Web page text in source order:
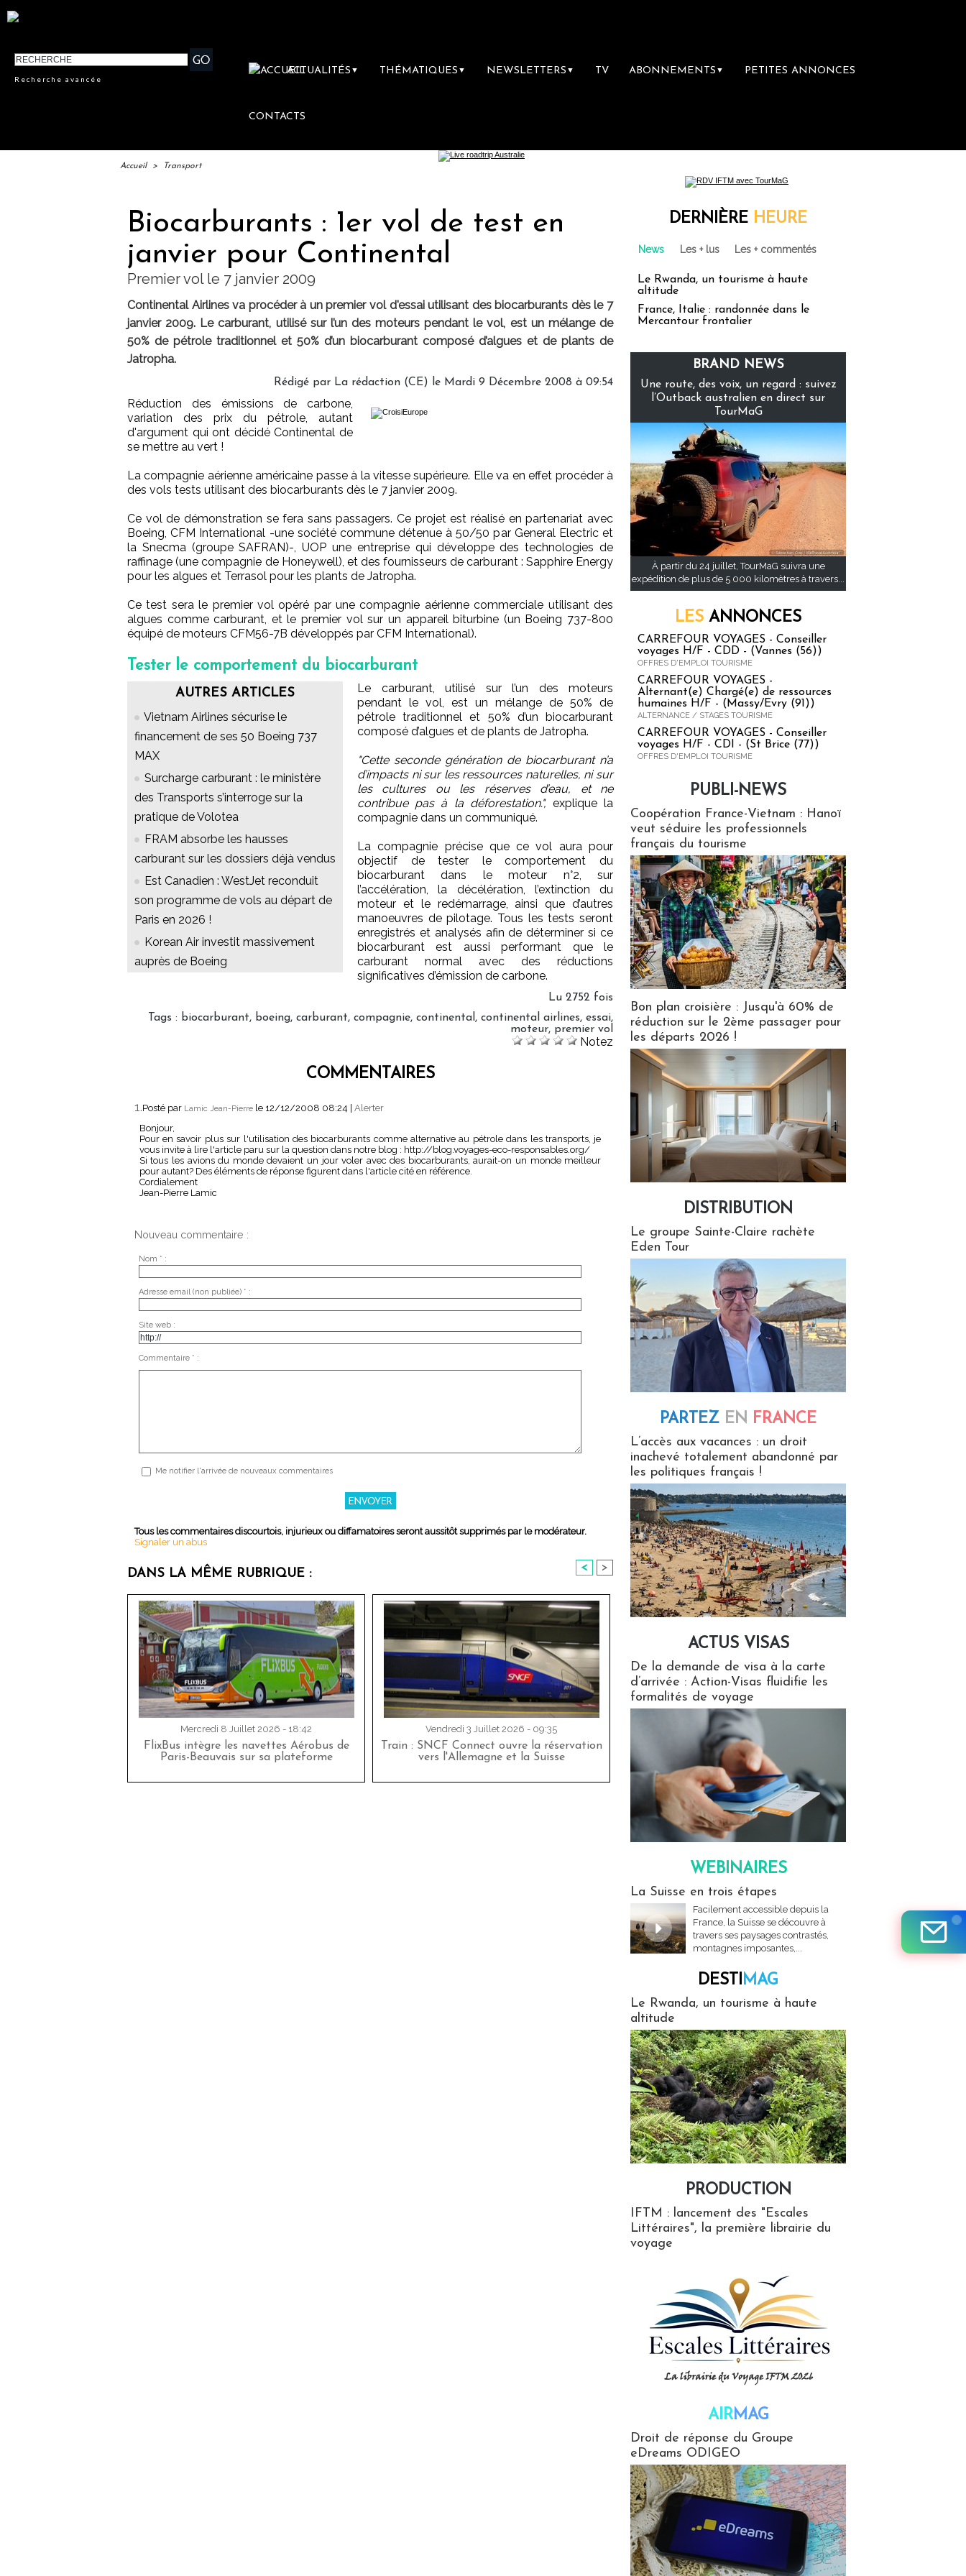
Recherche avancée
ACTUALITÉS ▼ THÉMATIQUES ▼ NEWSLETTERS ▼ TV ABONNEMENTS ▼ PETITES ANNONCES
CONTACTS
Accueil > Transport
Biocarburants : 1er vol de test en
janvier pour Continental
Premier vol le 7 janvier 2009
Continental Airlines va procéder à un premier vol d'essai utilisant des biocarburants dès le 7
janvier 2009. Le carburant, utilisé sur l’un des moteurs pendant le vol, est un mélange de
50% de pétrole traditionnel et 50% d’un biocarburant composé d’algues et de plants de
Jatropha.
Rédigé par La rédaction (CE) le Mardi 9 Décembre 2008 à 09:54
Réduction des émissions de carbone,
variation des prix du pétrole, autant
d'argument qui ont décidé Continental de
se mettre au vert !
La compagnie aérienne américaine passe à la vitesse supérieure. Elle va en effet procéder à
des vols tests utilisant des biocarburants dès le 7 janvier 2009.
Ce vol de démonstration se fera sans passagers. Ce projet est réalisé en partenariat avec
Boeing, CFM International -une société commune détenue à 50/50 par General Electric et
la Snecma (groupe SAFRAN)-, UOP une entreprise qui développe des technologies de
raffinage (une compagnie de Honeywell), et des fournisseurs de carburant : Sapphire Energy
pour les algues et Terrasol pour les plants de Jatropha.
Ce test sera le premier vol opéré par une compagnie aérienne commerciale utilisant des
algues comme carburant, et le premier vol sur un appareil biturbine (un Boeing 737-800
équipé de moteurs CFM56-7B développés par CFM International).
Tester le comportement du biocarburant
AUTRES ARTICLES
Vietnam Airlines sécurise le
financement de ses 50 Boeing 737
MAX
Surcharge carburant : le ministère
des Transports s’interroge sur la
pratique de Volotea
FRAM absorbe les hausses
carburant sur les dossiers déjà vendus
Est Canadien : WestJet reconduit
son programme de vols au départ de
Paris en 2026 !
Korean Air investit massivement
auprès de Boeing
Le carburant, utilisé sur l’un des moteurs
pendant le vol, est un mélange de 50% de
pétrole traditionnel et 50% d’un biocarburant
composé d’algues et de plants de Jatropha.
"Cette seconde génération de biocarburant n’a
d’impacts ni sur les ressources naturelles, ni sur
les cultures ou les réserves d’eau, et ne
contribue pas à la déforestation.",explique la
compagnie dans un communiqué.
La compagnie précise que ce vol aura pour
objectif de tester le comportement du
biocarburant dans le moteur n°2, sur
l’accélération, la décélération, l’extinction du
moteur et le redémarrage, ainsi que d’autres
manoeuvres de pilotage. Tous les tests seront
enregistrés et analysés afin de déterminer si ce
biocarburant est aussi performant que le
carburant normal avec des réductions
significatives d’émission de carbone.
Lu 2752 fois
Tags : biocarburant, boeing, carburant, compagnie, continental , continental airlines, essai,
moteur, premier vol
Notez
COMMENTAIRES
1.Posté par Lamic Jean-Pierre le 12/12/2008 08:24
Alerter
Bonjour,
Pour en savoir plus sur l'utilisation des biocarburants comme alternative au pétrole dans les transports, je
vous invite à lire l'article paru sur la question dans notre blog : http://blog.voyages-eco-responsables.org/
Si tous les avions du monde devaient un jour voler avec des biocarburants, aurait-on un monde meilleur
pour autant? Des éléments de réponse figurent dans l'article cité en référence.
Cordialement
Jean-Pierre Lamic
Nouveau commentaire :
Nom * :
Adresse email (non publiée) * :
Site web :
Commentaire * :
Me notifier l'arrivée de nouveaux commentaires
Tous les commentaires discourtois, injurieux ou diffamatoires seront aussitôt supprimés par le modérateur.
Signaler un abus
DANS LA MÊME RUBRIQUE : < >
Mercredi 8 Juillet 2026 - 18:42
FlixBus intègre les navettes Aérobus de
Paris-Beauvais sur sa plateforme
Vendredi 3 Juillet 2026 - 09:35
Train : SNCF Connect ouvre la réservation
vers l'Allemagne et la Suisse
DERNIÈRE HEURE
News Les + lus Les + commentés
Le Rwanda, un tourisme à haute
altitude
France, Italie : randonnée dans le
Mercantour frontalier
BRAND NEWS
Une route, des voix, un regard : suivez
l’Outback australien en direct sur
TourMaG
À partir du 24 juillet, TourMaG suivra une
expédition de plus de 5 000 kilomètres à travers...
LES ANNONCES
CARREFOUR VOYAGES - Conseiller
voyages H/F - CDD - (Vannes (56))
OFFRES D'EMPLOI TOURISME
CARREFOUR VOYAGES -
Alternant(e) Chargé(e) de ressources
humaines H/F - (Massy/Evry (91))
ALTERNANCE / STAGES TOURISME
CARREFOUR VOYAGES - Conseiller
voyages H/F - CDI - (St Brice (77))
OFFRES D'EMPLOI TOURISME
PUBLI-NEWS
Coopération France-Vietnam : Hanoï
veut séduire les professionnels
français du tourisme
Bon plan croisière : Jusqu'à 60% de
réduction sur le 2ème passager pour
les départs 2026 !
DISTRIBUTION
Le groupe Sainte-Claire rachète
Eden Tour
PARTEZ EN FRANCE
L’accès aux vacances : un droit
inachevé totalement abandonné par
les politiques français !
ACTUS VISAS
De la demande de visa à la carte
d’arrivée : Action-Visas fluidifie les
formalités de voyage
WEBINAIRES
La Suisse en trois étapes
Facilement accessible depuis la
France, la Suisse se découvre à
travers ses paysages contrastés,
montagnes imposantes,...
DESTIMAG
Le Rwanda, un tourisme à haute
altitude
PRODUCTION
IFTM : lancement des "Escales
Littéraires", la première librairie du
voyage
AIRMAG
Droit de réponse du Groupe
eDreams ODIGEO